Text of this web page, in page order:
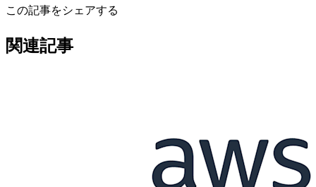
この記事をシェアする
関連記事